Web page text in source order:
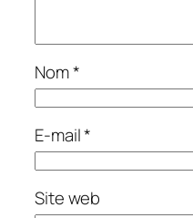
Nom*
E-mail*
Site web